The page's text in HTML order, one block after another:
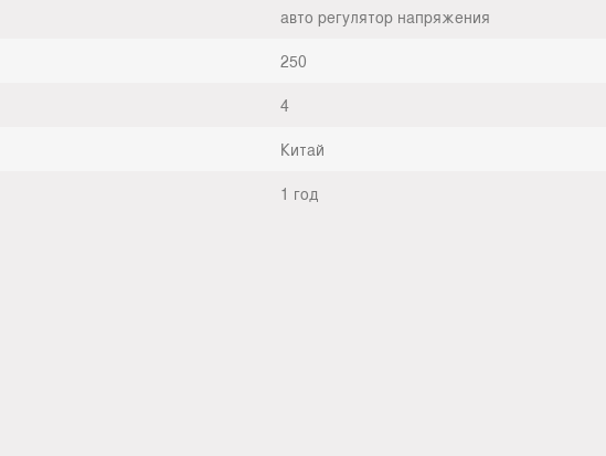
авто регулятор напряжения
250
4
Китай
1 год